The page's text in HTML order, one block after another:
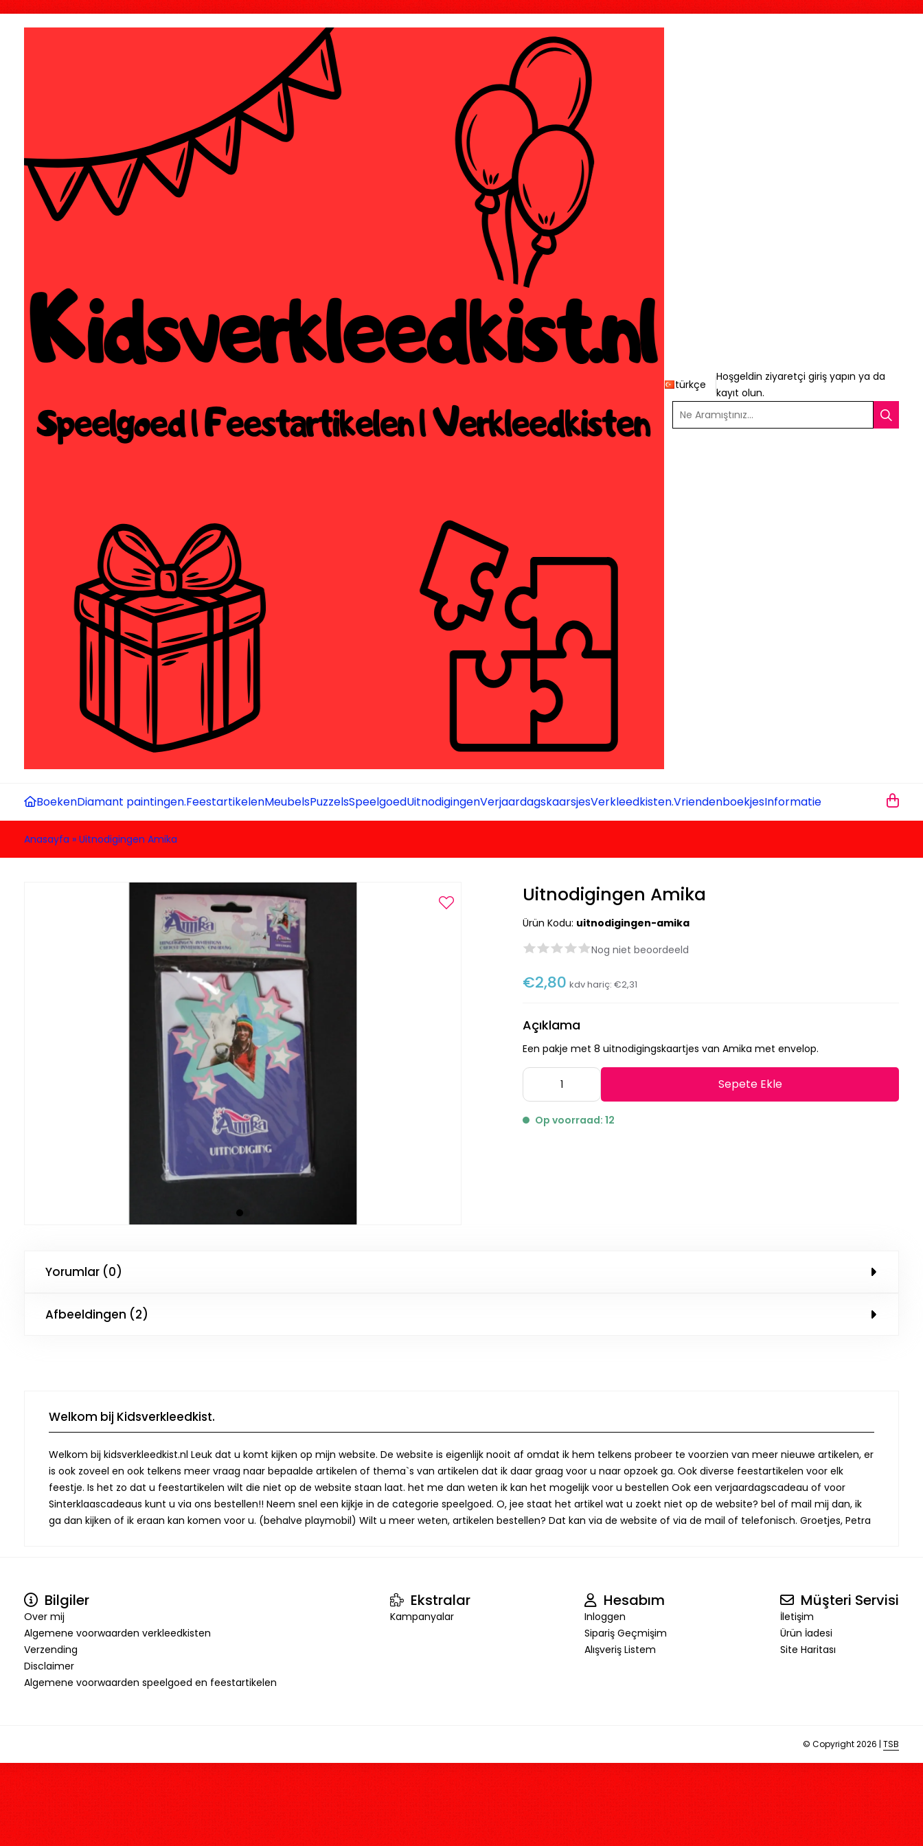
türkçe
Hoşgeldin ziyaretçigiriş yapın ya da
kayıt olun.
Ne Aramıştınız...
BoekenDiamant paintingen.FeestartikelenMeubelsPuzzelsSpeelgoedUitnodigingenVerjaardagskaarsjesVerkleedkisten.VriendenboekjesInformatie
Anasayfa » Uitnodigingen Amika
Uitnodigingen Amika
Ürün Kodu: uitnodigingen-amika
Nog niet beoordeeld
€2,80 kdv hariç:€2,31
Açıklama
Een pakje met 8 uitnodigingskaartjes van Amika met envelop.
Sepete Ekle
Op voorraad: 12
Yorumlar (0)
Afbeeldingen (2)
Welkom bij Kidsverkleedkist.
Welkom bij kidsverkleedkist.nl Leuk dat u komt kijken op mijn website. De website is eigenlijk nooit af omdat ik hem telkens probeer te voorzien van meer nieuwe artikelen, er
is ook zoveel en ook telkens meer vraag naar bepaalde artikelen of thema`s van artikelen dat ik daar graag voor u naar opzoek ga. Ook diverse feestartikelen voor elk
feestje. Is het zo dat u feestartikelen wilt die niet op de website staan laat. het me dan weten ik kan het mogelijk voor u bestellen Ook een verjaardagscadeau of voor
Sinterklaascadeaus kunt u via ons bestellen!! Neem snel een kijkje in de categorie speelgoed. O, jee staat het artikel wat u zoekt niet op de website? bel of mail mij dan, ik
ga dan kijken of ik eraan kan komen voor u. (behalve playmobil) Wilt u meer weten, artikelen bestellen? Dat kan via de website of via de mail of telefonisch. Groetjes, Petra
Bilgiler
Over mij
Algemene voorwaarden verkleedkisten
Verzending
Disclaimer
Algemene voorwaarden speelgoed en feestartikelen
Ekstralar
Kampanyalar
Hesabım
Inloggen
Sipariş Geçmişim
Alışveriş Listem
Müşteri Servisi
İletişim
Ürün İadesi
Site Haritası
© Copyright 2026 | TSB